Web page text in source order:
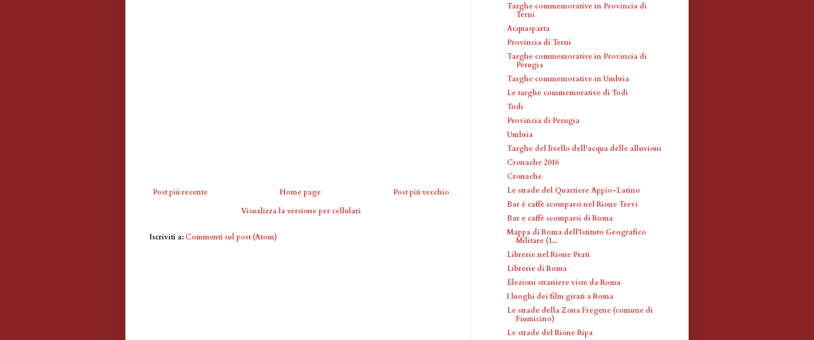
Post più recente Post più vecchio
Home page
Visualizza la versione per cellulari
Iscriviti a: Commenti sul post (Atom)
Targhe commemorative in Provincia di
Terni
Acquasparta
Provincia di Terni
Targhe commemorative in Provincia di
Perugia
Targhe commemorative in Umbria
Le targhe commemorative di Todi
Todi
Provincia di Perugia
Umbria
Targhe del livello dell'acqua delle alluvioni
Cronache 2016
Cronache
Le strade del Quartiere Appio-Latino
Bar è caffè scomparsi nel Rione Trevi
Bar e caffè scomparsi di Roma
Mappa di Roma dell'Istituto Geografico
Militare (1...
Librerie nel Rione Prati
Librerie di Roma
Elezioni straniere viste da Roma
I luoghi dei film girati a Roma
Le strade della Zona Fregene (comune di
Fiumicino)
Le strade del Rione Ripa